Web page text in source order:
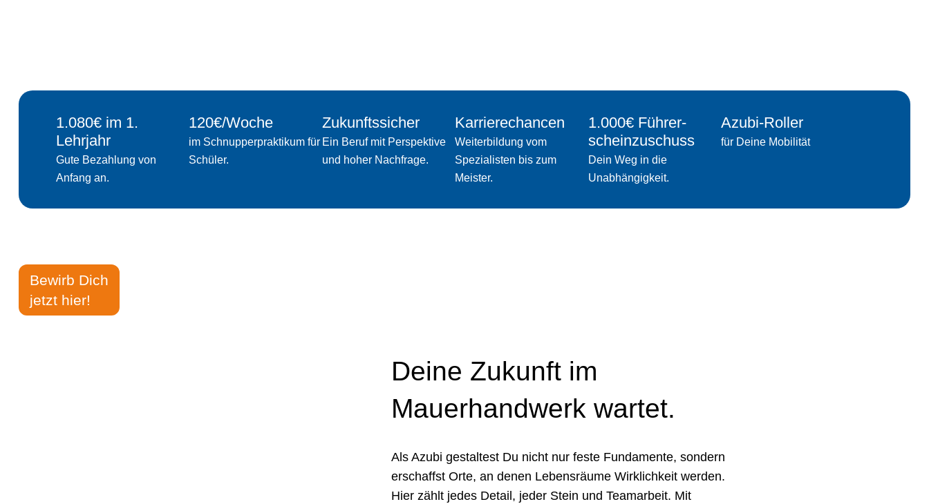
1.080€ im 1.
Lehrjahr
Gute Bezahlung von
Anfang an.
120€/Woche
im Schnupperpraktikum für
Schüler.
Zukunftssicher
Ein Beruf mit Perspektive
und hoher Nachfrage.
Karrierechancen
Weiterbildung vom
Spezialisten bis zum
Meister.
1.000€ Führer-
scheinzuschuss
Dein Weg in die
Unabhängigkeit.
Azubi-Roller
für Deine Mobilität
Bewirb Dich
jetzt hier!
Deine Zukunft im
Mauerhandwerk wartet.
Als Azubi gestaltest Du nicht nur feste Fundamente, sondern
erschaffst Orte, an denen Lebensräume Wirklichkeit werden.
Hier zählt jedes Detail, jeder Stein und Teamarbeit. Mit